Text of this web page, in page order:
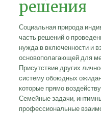
решения
Социальная природа
часть решений о
нужда в включенности и
основополагающей для
Присутствие других
систему обоюдных
которые прямо
Семейные задачи,
профессиональные